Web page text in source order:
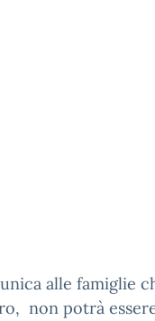
alle famiglie
non potrà